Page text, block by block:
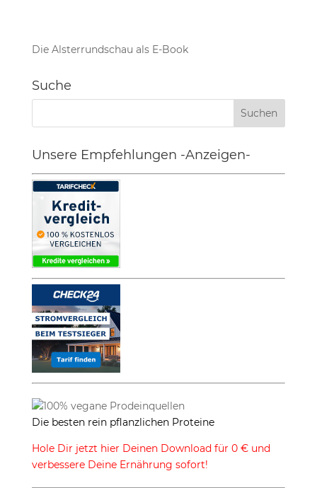
Die Alsterrundschau als E-Book
Suche
Unsere Empfehlungen -Anzeigen-
Die besten rein pflanzlichen Proteine
Hole Dir jetzt hier Deinen Download für 0 € und
verbessere Deine Ernährung sofort!